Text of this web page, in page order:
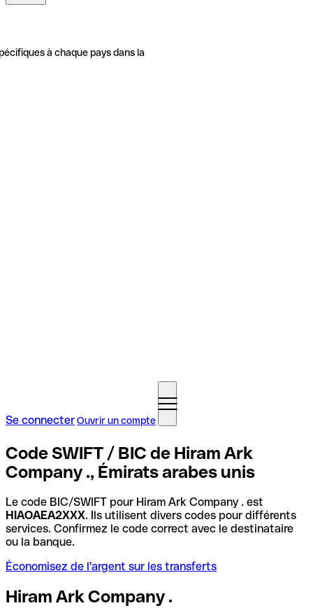
à chaque pays dans la
Se connecterOuvrir un compte
Code SWIFT / BIC de Hiram Ark
Company ., Émirats arabes unis
Le code BIC/SWIFT pour Hiram Ark Company . est
HIAOAEA2XXX. Ils utilisent divers codes pour différents
services. Confirmez le code correct avec le destinataire
ou la banque.
Économisez de l'argent sur les transferts
Hiram Ark Company .